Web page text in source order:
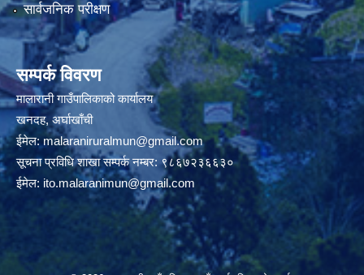
सार्वजनिक परीक्षण
सम्पर्क विवरण
मालारानी गाउँपालिकाको कार्यालय
खनदह, अर्घाखाँची
ईमेल: malaraniruralmun@gmail.com
सूचना प्रविधि शाखा सम्पर्क नम्बर: ९८६७२३६६३०
ईमेल: ito.malaranimun@gmail.com